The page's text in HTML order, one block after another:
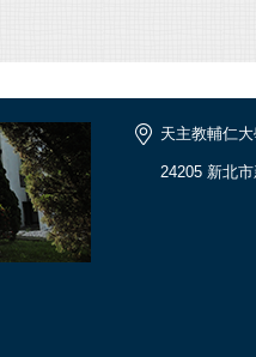
天主教輔仁
24205 新北